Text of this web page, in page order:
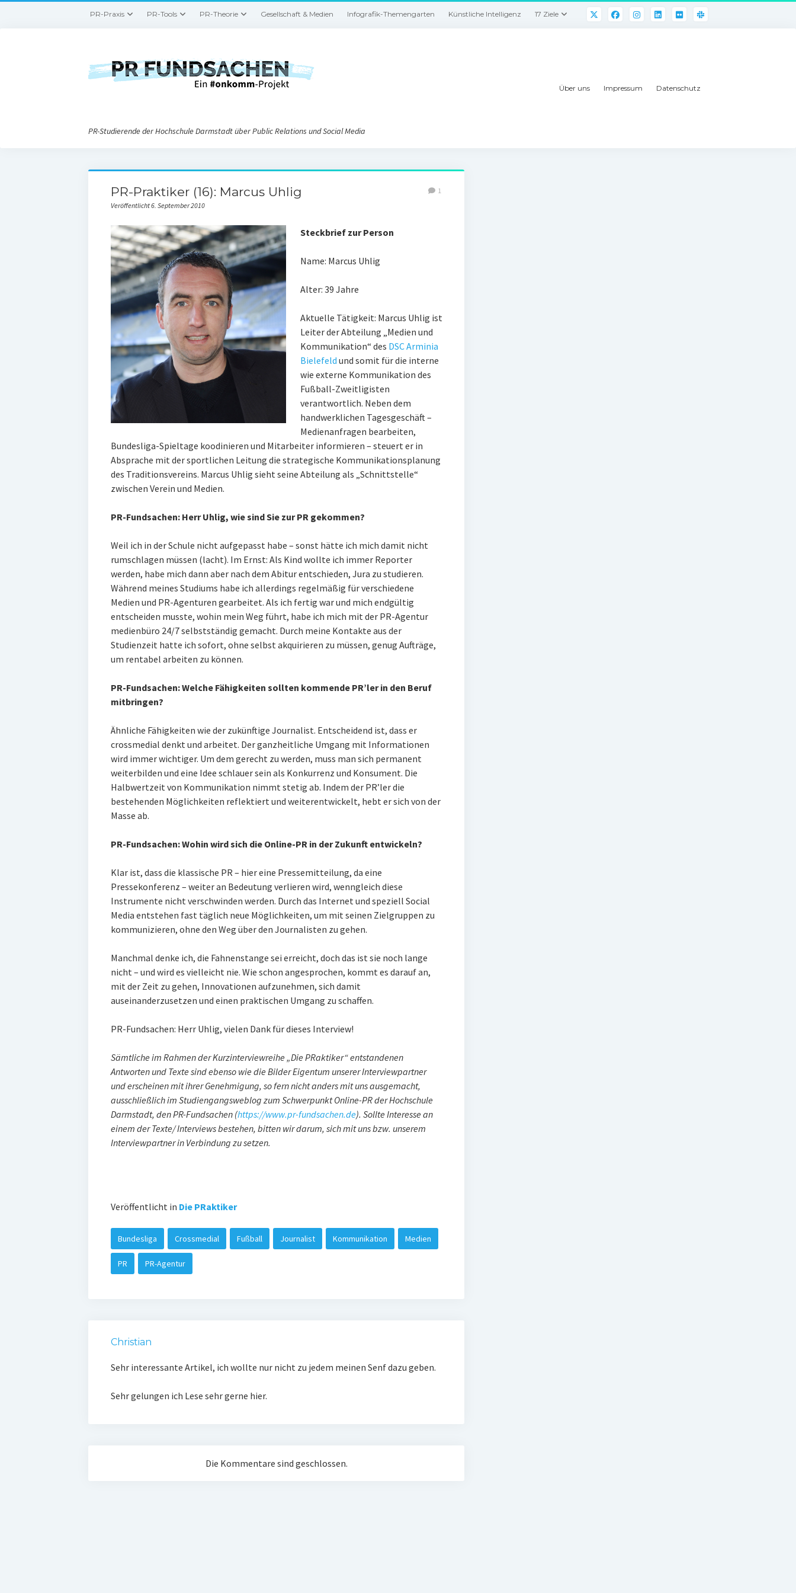
PR-Praxis PR-Tools PR-Theorie Gesellschaft & Medien Infografik-Themengarten Künstliche Intelligenz 17 Ziele
PR-Studierende der Hochschule Darmstadt über Public Relations und Social Media
Über uns Impressum Datenschutz
PR-Praktiker (16): Marcus Uhlig
Veröffentlicht 6. September 2010
1
Steckbrief zur Person
Name: Marcus Uhlig
Alter: 39 Jahre
Aktuelle Tätigkeit: Marcus Uhlig ist
Leiter der Abteilung „Medien und
Kommunikation“ des DSC Arminia
Bielefeld und somit für die interne
wie externe Kommunikation des
Fußball-Zweitligisten
verantwortlich. Neben dem
handwerklichen Tagesgeschäft –
Medienanfragen bearbeiten,
Bundesliga-Spieltage koodinieren und Mitarbeiter informieren – steuert er in
Absprache mit der sportlichen Leitung die strategische Kommunikationsplanung
des Traditionsvereins. Marcus Uhlig sieht seine Abteilung als „Schnittstelle“
zwischen Verein und Medien.
PR-Fundsachen: Herr Uhlig, wie sind Sie zur PR gekommen?
Weil ich in der Schule nicht aufgepasst habe – sonst hätte ich mich damit nicht
rumschlagen müssen (lacht). Im Ernst: Als Kind wollte ich immer Reporter
werden, habe mich dann aber nach dem Abitur entschieden, Jura zu studieren.
Während meines Studiums habe ich allerdings regelmäßig für verschiedene
Medien und PR-Agenturen gearbeitet. Als ich fertig war und mich endgültig
entscheiden musste, wohin mein Weg führt, habe ich mich mit der PR-Agentur
medienbüro 24/7 selbstständig gemacht. Durch meine Kontakte aus der
Studienzeit hatte ich sofort, ohne selbst akquirieren zu müssen, genug Aufträge,
um rentabel arbeiten zu können.
PR-Fundsachen: Welche Fähigkeiten sollten kommende PR’ler in den Beruf
mitbringen?
Ähnliche Fähigkeiten wie der zukünftige Journalist. Entscheidend ist, dass er
crossmedial denkt und arbeitet. Der ganzheitliche Umgang mit Informationen
wird immer wichtiger. Um dem gerecht zu werden, muss man sich permanent
weiterbilden und eine Idee schlauer sein als Konkurrenz und Konsument. Die
Halbwertzeit von Kommunikation nimmt stetig ab. Indem der PR’ler die
bestehenden Möglichkeiten reflektiert und weiterentwickelt, hebt er sich von der
Masse ab.
PR-Fundsachen: Wohin wird sich die Online-PR in der Zukunft entwickeln?
Klar ist, dass die klassische PR – hier eine Pressemitteilung, da eine
Pressekonferenz – weiter an Bedeutung verlieren wird, wenngleich diese
Instrumente nicht verschwinden werden. Durch das Internet und speziell Social
Media entstehen fast täglich neue Möglichkeiten, um mit seinen Zielgruppen zu
kommunizieren, ohne den Weg über den Journalisten zu gehen.
Manchmal denke ich, die Fahnenstange sei erreicht, doch das ist sie noch lange
nicht – und wird es vielleicht nie. Wie schon angesprochen, kommt es darauf an,
mit der Zeit zu gehen, Innovationen aufzunehmen, sich damit
auseinanderzusetzen und einen praktischen Umgang zu schaffen.
PR-Fundsachen: Herr Uhlig, vielen Dank für dieses Interview!
Sämtliche im Rahmen der Kurzinterviewreihe „Die PRaktiker“ entstandenen
Antworten und Texte sind ebenso wie die Bilder Eigentum unserer Interviewpartner
und erscheinen mit ihrer Genehmigung, so fern nicht anders mit uns ausgemacht,
ausschließlich im Studiengangsweblog zum Schwerpunkt Online-PR der Hochschule
Darmstadt, den PR-Fundsachen (https://www.pr-fundsachen.de). Sollte Interesse an
einem der Texte/ Interviews bestehen, bitten wir darum, sich mit uns bzw. unserem
Interviewpartner in Verbindung zu setzen.
Veröffentlicht in Die PRaktiker
Bundesliga Crossmedial Fußball Journalist Kommunikation Medien
PR PR-Agentur
Christian
Sehr interessante Artikel, ich wollte nur nicht zu jedem meinen Senf dazu geben.
Sehr gelungen ich Lese sehr gerne hier.
Die Kommentare sind geschlossen.